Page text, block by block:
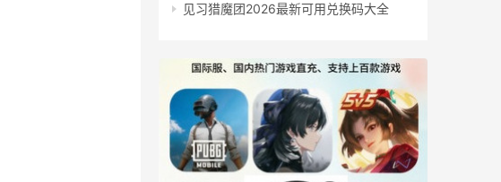
见习猎魔团2026最新可用兑换码大全